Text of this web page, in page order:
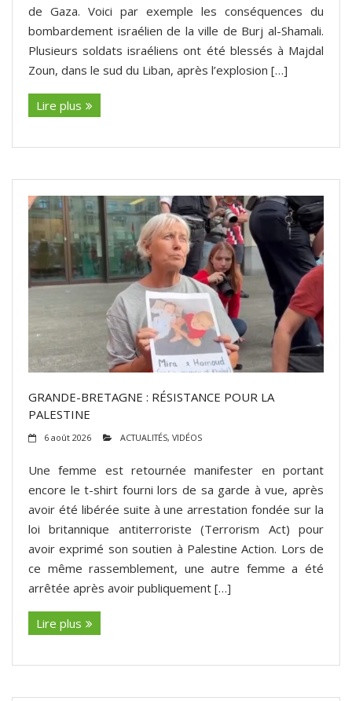
de Gaza. Voici par exemple les conséquences du
bombardement israélien de la ville de Burj al-Shamali.
Plusieurs soldats israéliens ont été blessés à Majdal
Zoun, dans le sud du Liban, après l’explosion […]
Lire plus
GRANDE-BRETAGNE : RÉSISTANCE POUR LA
PALESTINE
6 août 2026 ACTUALITÉS, VIDÉOS
Une femme est retournée manifester en portant
encore le t-shirt fourni lors de sa garde à vue, après
avoir été libérée suite à une arrestation fondée sur la
loi britannique antiterroriste (Terrorism Act) pour
avoir exprimé son soutien à Palestine Action. Lors de
ce même rassemblement, une autre femme a été
arrêtée après avoir publiquement […]
Lire plus